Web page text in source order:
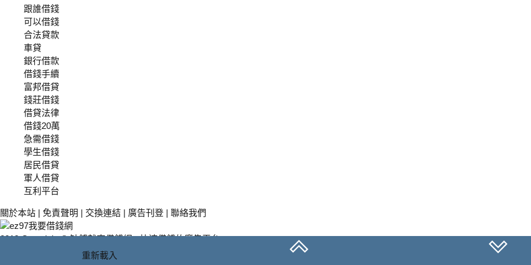
跟誰借錢
可以借錢
合法貸款
車貸
銀行借款
借錢手續
富邦借貸
錢莊借錢
借貸法律
借錢20萬
急需借錢
學生借錢
居民借貸
軍人借貸
互利平台
關於本站 | 免責聲明 | 交換連結 | 廣告刊登 | 聯絡我們
2019 Copyright © 缺錢就來借錢網 - 快速借錢的廣告平台
重新載入